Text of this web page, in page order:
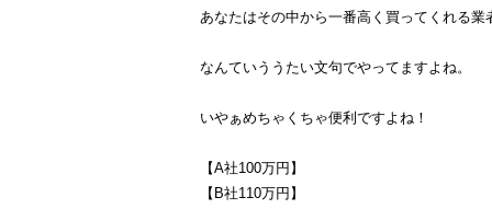
あなたはその中から一番高く買ってくれる業
なんていううたい文句でやってますよね。
いやぁめちゃくちゃ便利ですよね！
【A社100万円】
【B社110万円】